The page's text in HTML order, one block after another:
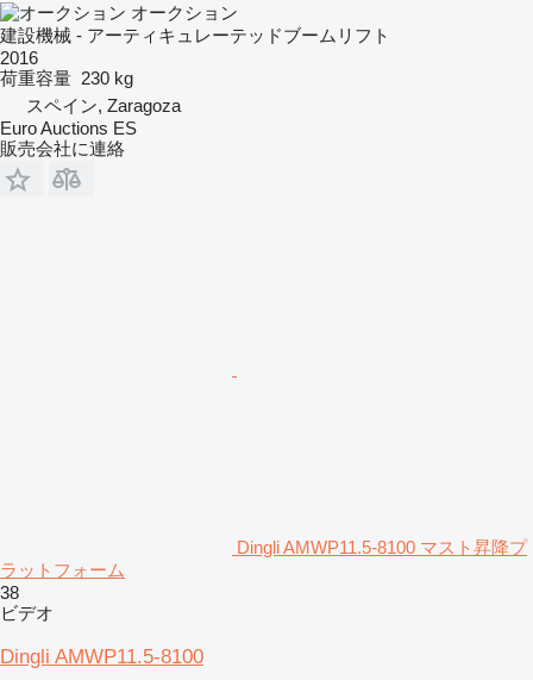
オークション
建設機械 - アーティキュレーテッドブームリフト
2016
荷重容量 230 kg
スペイン, Zaragoza
Euro Auctions ES
販売会社に連絡
Dingli AMWP11.5-8100 マスト昇降プ
ラットフォーム
38
ビデオ
Dingli AMWP11.5-8100